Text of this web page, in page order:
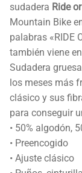
sudadera Ride
Mountain Bike
palabras «RIDE
también viene
Sudadera
los meses más
clásico y sus
para conseguir
• 50% algodón,
• Preencogido
• Ajuste clásico